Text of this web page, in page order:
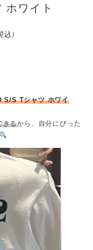
ホワイト
）
S/S Tシャツ ホワイ
きるから、自分にぴった